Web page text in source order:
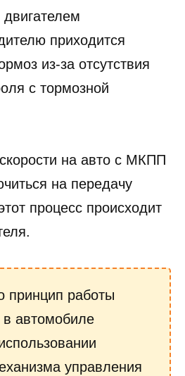
приходится
из-за отсутствия
с тормозной
на авто с МКПП
на передачу
процесс происходит
принцип работы
в автомобиле
управления